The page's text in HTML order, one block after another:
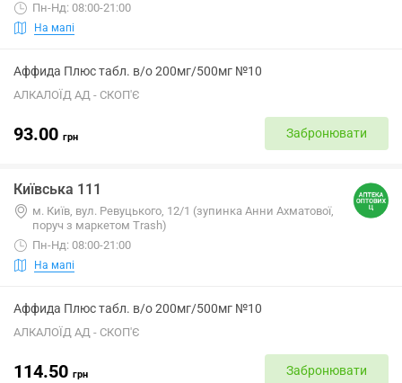
Пн-Нд: 08:00-21:00
На мапі
Аффида Плюс табл. в/о 200мг/500мг №10
АЛКАЛОЇД АД - СКОП'Є
93.00 грн Забронювати
Київська 111
м. Київ, вул. Ревуцького, 12/1 (зупинка Анни Ахматової,
поруч з маркетом Trash)
Пн-Нд: 08:00-21:00
На мапі
Аффида Плюс табл. в/о 200мг/500мг №10
АЛКАЛОЇД АД - СКОП'Є
114.50 грн Забронювати